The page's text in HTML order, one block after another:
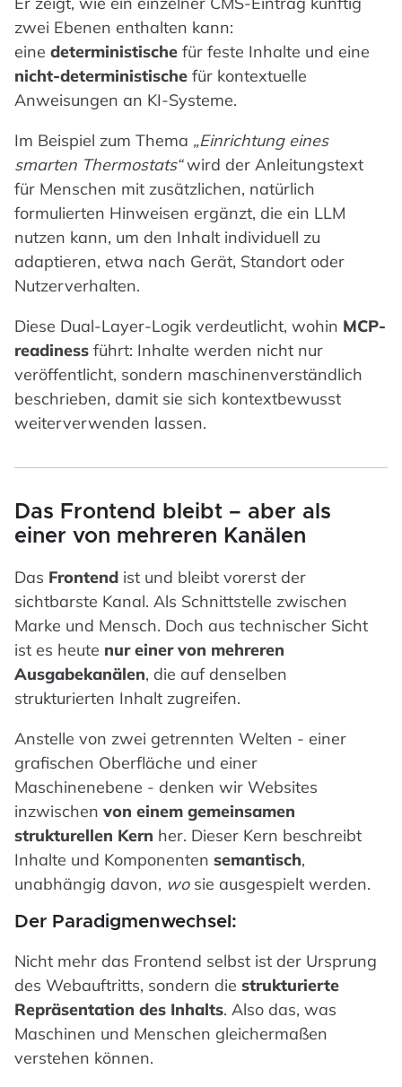
zwei Ebenen enthalten kann:
eine deterministische für feste Inhalte und eine
nicht-deterministische für kontextuelle
Anweisungen an KI-Systeme.
Im Beispiel zum Thema „Einrichtung eines
smarten Thermostats“wird der Anleitungstext
für Menschen mit zusätzlichen, natürlich
formulierten Hinweisen ergänzt, die ein LLM
nutzen kann, um den Inhalt individuell zu
adaptieren, etwa nach Gerät, Standort oder
Nutzerverhalten.
Diese Dual-Layer-Logik verdeutlicht, wohin MCP-
readiness führt: Inhalte werden nicht nur
veröffentlicht, sondern maschinenverständlich
beschrieben, damit sie sich kontextbewusst
weiterverwenden lassen.
Das Frontend bleibt – aber als
einer von mehreren Kanälen
Das Frontend ist und bleibt vorerst der
sichtbarste Kanal. Als Schnittstelle zwischen
Marke und Mensch. Doch aus technischer Sicht
ist es heute nur einer von mehreren
Ausgabekanälen, die auf denselben
strukturierten Inhalt zugreifen.
Anstelle von zwei getrennten Welten - einer
grafischen Oberfläche und einer
Maschinenebene - denken wir Websites
inzwischen von einem gemeinsamen
strukturellen Kern her. Dieser Kern beschreibt
Inhalte und Komponenten semantisch,
unabhängig davon, wosie ausgespielt werden.
Der Paradigmenwechsel:
Nicht mehr das Frontend selbst ist der Ursprung
des Webauftritts, sondern die strukturierte
Repräsentation des Inhalts. Also das, was
Maschinen und Menschen gleichermaßen
verstehen können.